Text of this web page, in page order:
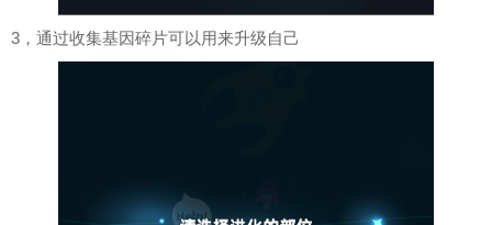
3，通过收集基因碎片可以用来升级自己